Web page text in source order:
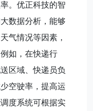
。优正科技的智
数据分析，能够
气情况等因素，
如，在快递行
区域、快递员负
空驶率，提高运
度系统可根据实